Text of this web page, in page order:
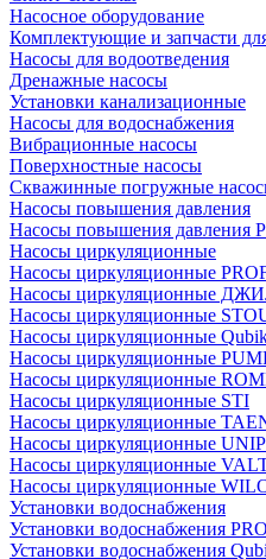
Насосное оборудование
Комплектующие и запчасти
Насосы для водоотведения
Дренажные насосы
Установки канализационные
Насосы для водоснабжения
Вибрационные насосы
Поверхностные насосы
Скважинные погружные
Насосы повышения давления
Насосы повышения давления
Насосы циркуляционные
Насосы циркуляционные
Насосы циркуляционные
Насосы циркуляционные
Насосы циркуляционные
Насосы циркуляционные
Насосы циркуляционные
Насосы циркуляционные STI
Насосы циркуляционные
Насосы циркуляционные
Насосы циркуляционные
Насосы циркуляционные
Установки водоснабжения
Установки водоснабжения
Установки водоснабжения